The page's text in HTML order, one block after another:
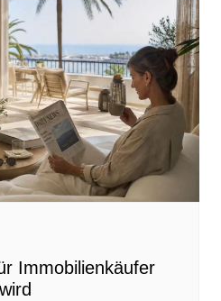
Immobilienkäufer